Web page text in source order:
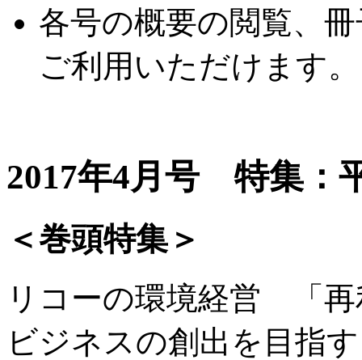
各号の概要の閲覧、
ご利用いただけます。
2017年4月号 特集：
＜巻頭特集＞
リコーの環境経営 「
ビジネスの創出を目指